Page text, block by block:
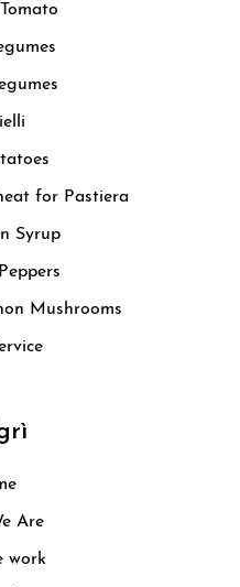
for Pastiera
Syrup
Mushrooms
Are
work